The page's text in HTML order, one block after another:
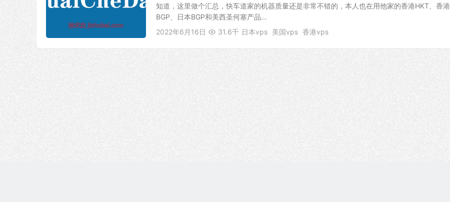
知道，这里做个汇总，快车道家的机器质量还是非常不错的，本人也在用他家的香港HKT、香港
BGP、日本BGP和美西圣何塞产品...
2022年6月16日
31.6千 日本vps 美国vps 香港vps